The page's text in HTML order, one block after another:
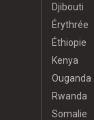
Djibouti
Érythrée
Éthiopie
Kenya
Ouganda
Rwanda
Somalie